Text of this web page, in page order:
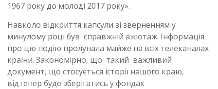
1967 року до молоді 2017 року».
Навколо відкриття капсули зі зверненням у
минулому році був справжній ажіотаж. Інформація
про цю подію пролунала майже на всіх телеканалах
країни. Закономірно, що такий важливий
документ, що стосується історії нашого краю,
відтепер буде зберігатись у фондах